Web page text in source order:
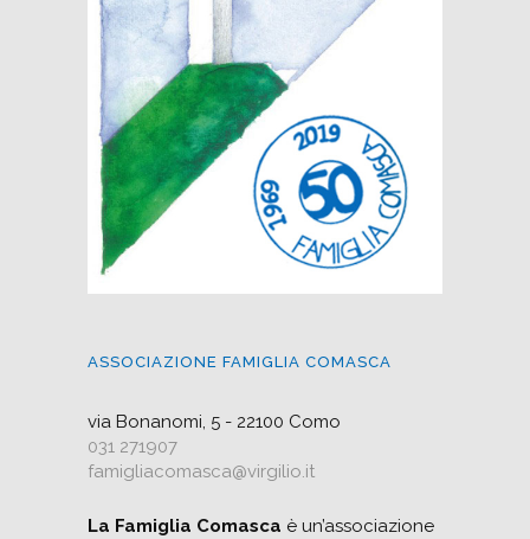
ASSOCIAZIONE FAMIGLIA COMASCA
via Bonanomi, 5 - 22100 Como
031 271907
famigliacomasca@virgilio.it
La Famiglia Comasca è un’associazione